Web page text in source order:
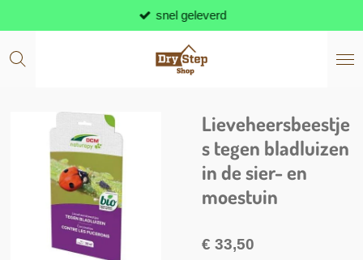
direct
naar
snel geleverd
Lieveheersbeestje
s tegen bladluizen
in de sier- en
moestuin
€ 33,50